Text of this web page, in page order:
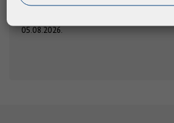
srijedu, 5. kolovoza 2026., u Kninu.
05.08.2026.